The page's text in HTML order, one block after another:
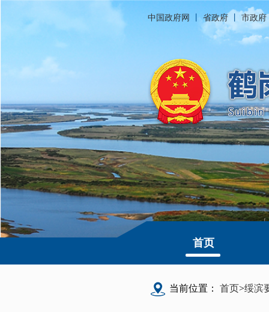
中国政府网 丨省政府 市政府
首页
当前位置： 首页>绥滨